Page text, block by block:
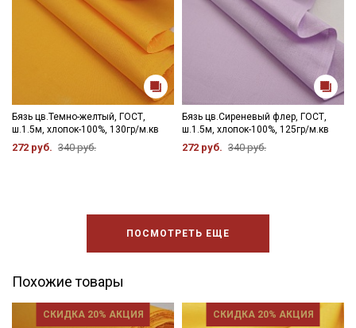
Бязь цв.Темно-желтый, ГОСТ,
ш.1.5м, хлопок-100%, 130гр/м.кв
272 руб. 340 руб.
Бязь цв.Сиреневый флер, ГОСТ,
ш.1.5м, хлопок-100%, 125гр/м.кв
272 руб. 340 руб.
ПОСМОТРЕТЬ ЕЩЕ
Похожие товары
СКИДКА 20% АКЦИЯ СКИДКА 20% АКЦИЯ